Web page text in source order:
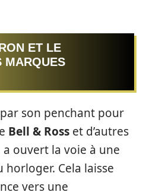
ET LE
MARQUES
son penchant pour
Bell & Ross et d’autres
ouvert la voie à une
Cela laisse
vers une